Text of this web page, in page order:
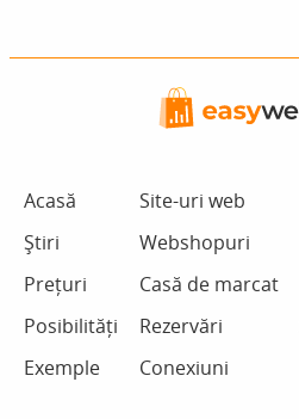
Acasă
Știri
Prețuri
Posibilități
Exemple
Site-uri web
Webshopuri
Casă de marcat
Rezervări
Conexiuni